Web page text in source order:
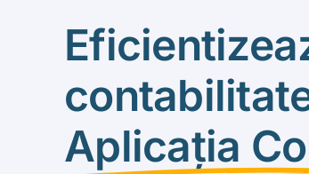
Aplicația